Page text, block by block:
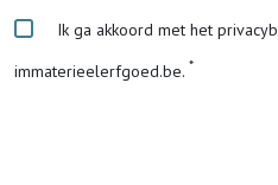
Ik ga akkoord met het
immaterieelerfgoed.be.